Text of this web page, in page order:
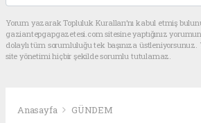
Yorum yazarak Topluluk Kuralları’nı kabul etmiş
gaziantepgapgazetesi.com sitesine yaptığınız
dolaylı tüm sorumluluğu tek başınıza
site yönetimi hiçbir şekilde sorumlu tutulamaz.
Anasayfa GÜNDEM